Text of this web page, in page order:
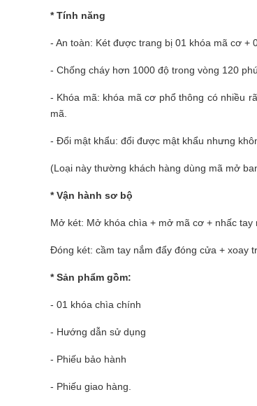
* Tính năng
- An toàn: Két được trang bị 01 khóa mã cơ +
- Chống cháy hơn 1000 độ trong vòng 120
- Khóa mã: khóa mã cơ phổ thông có nhiều
mã.
- Đổi mật khẩu: đổi được mật khẩu nhưng
(Loại này thường khách hàng dùng mã mở
* Vận hành sơ bộ
Mở két: Mở khóa chìa + mở mã cơ + nhấc tay
Đóng két: cầm tay nắm đẩy đóng cửa + xoay
* Sản phẩm gồm:
- 01 khóa chìa chính
- Hướng dẫn sử dụng
- Phiếu bảo hành
- Phiếu giao hàng.